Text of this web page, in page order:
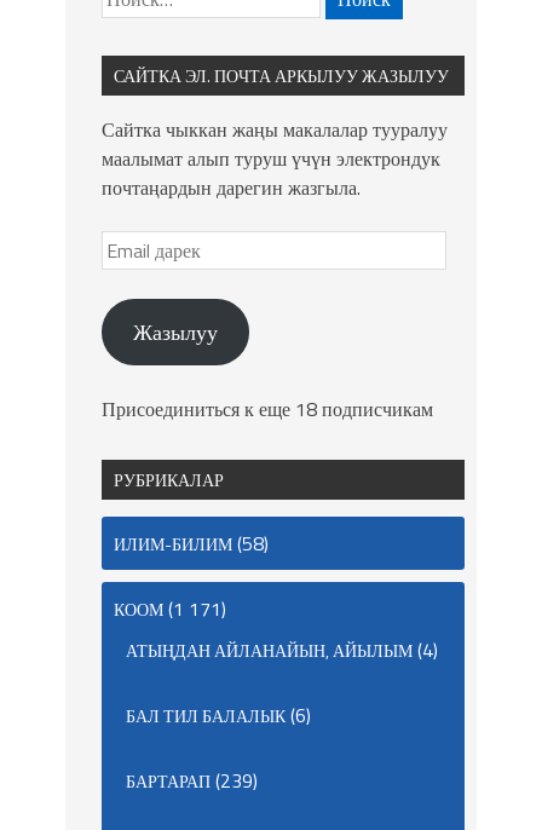
САЙТКА ЭЛ. ПОЧТА АРКЫЛУУ ЖАЗЫЛУУ
Сайтка чыккан жаңы макалалар тууралуу
маалымат алып туруш үчүн электрондук
почтаңардын дарегин жазгыла.
Жазылуу
Присоединиться к еще 18 подписчикам
РУБРИКАЛАР
ИЛИМ-БИЛИМ(58)
КООМ(1 171)
АТЫҢДАН АЙЛАНАЙЫН, АЙЫЛЫМ(4)
БАЛ ТИЛ БАЛАЛЫК(6)
БАРТАРАП(239)